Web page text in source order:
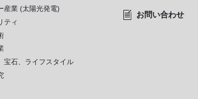
産業 (太陽光発電)
ティ
宝石、ライフスタイル
お問い合わせ